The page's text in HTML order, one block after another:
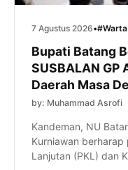
7 Agustus 2026•#Warta
Bupati Batang
SUSBALAN GP
Daerah Masa
by: Muhammad Asrofi
Kandeman, NU
Kurniawan berharap
Lanjutan (PKL) dan